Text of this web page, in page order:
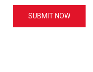
SUBMIT NOW